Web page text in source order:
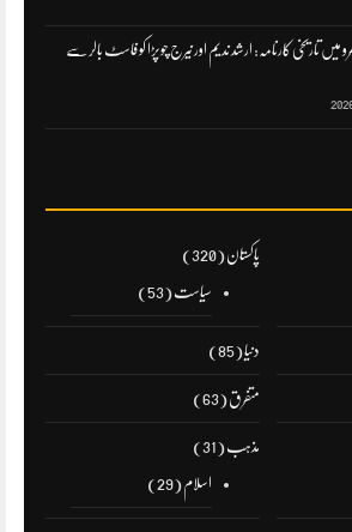
میں تاریخی کارنامہ: ارشد ندیم اور نیرج چوپڑا کو فاسٹ بالر سے
پاکستان(320)
سیاست(53)
دنیا(85)
متفرق(63)
مذہب(31)
اسلام (29)